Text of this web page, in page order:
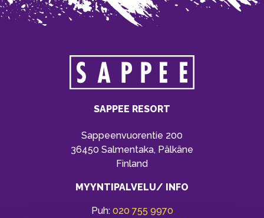
SAPPEE RESORT
Sappeenvuorentie 200
36450 Salmentaka, Pälkäne
Finland
MYYNTIPALVELU/ INFO
Puh: 020 755 9970